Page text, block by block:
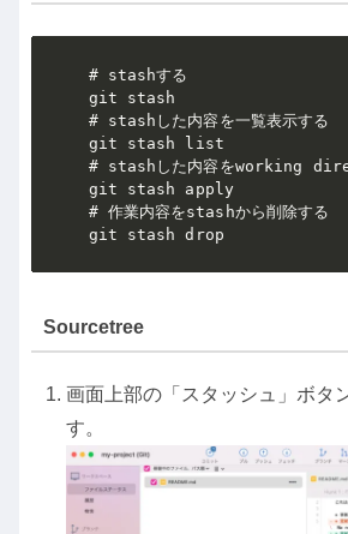
# stashする
git stash
# stashした内容を一覧表示する
git stash list
# stashした内容をworking
git stash apply
# 作業内容をstashから削除する
Sourcetree
画面上部の「スタッシュ」ボタ
す。